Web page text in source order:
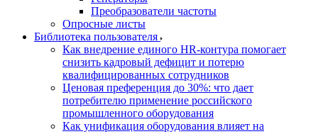
Преобразователи частоты
Опросные листы
Библиотека пользователя
Как внедрение единого HR-контура помогает
снизить кадровый дефицит и потерю
квалифицированных сотрудников
Ценовая преференция до 30%: что дает
потребителю применение российского
промышленного оборудования
Как унификация оборудования влияет на